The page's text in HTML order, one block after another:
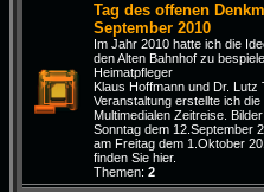
Tag des offenen
September 2010
Im Jahr 2010 hatte ich die
den Alten Bahnhof zu
Heimatpfleger
Klaus Hoffmann und Dr.
Veranstaltung erstellte ich
Multimedialen Zeitreise.
Sonntag dem 12.September
am Freitag dem 1.Oktober
finden Sie hier.
Themen: 2